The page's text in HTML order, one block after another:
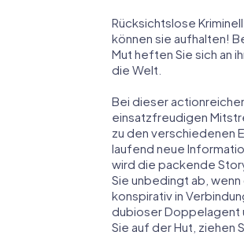
Rücksichtslose
können sie aufhalten!
Mut heften Sie sich an
die Welt.
Bei dieser
einsatzfreudigen
zu den verschiedenen
laufend neue
wird die packende
Sie unbedingt ab,
konspirativ in
dubioser Doppelagent
Sie auf der Hut, ziehen